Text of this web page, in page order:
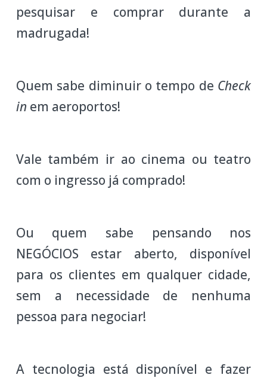
pesquisar e comprar durante a
madrugada!
Quem sabe diminuir o tempo de Check
in em aeroportos!
Vale também ir ao cinema ou teatro
com o ingresso já comprado!
Ou quem sabe pensando nos
NEGÓCIOS estar aberto, disponível
para os clientes em qualquer cidade,
sem a necessidade de nenhuma
pessoa para negociar!
A tecnologia está disponível e fazer